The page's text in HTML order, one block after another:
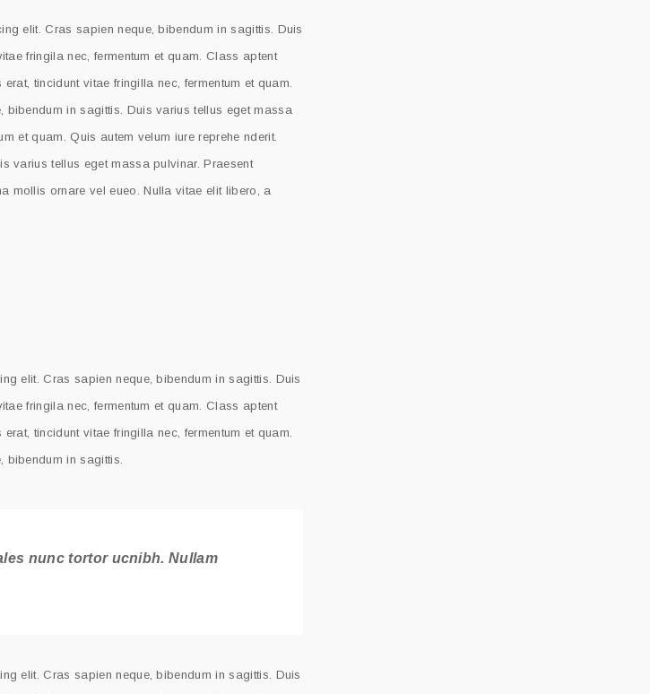
elit. Cras sapien neque, bibendum in sagittis. Duis
fringila nec, fermentum et quam. Class aptent
tincidunt vitae fringilla nec, fermentum et quam.
bibendum in sagittis. Duis varius tellus eget massa
et quam. Quis autem velum iure reprehe nderit.
varius tellus eget massa pulvinar. Praesent
mollis ornare vel eueo. Nulla vitae elit libero, a
elit. Cras sapien neque, bibendum in sagittis. Duis
fringila nec, fermentum et quam. Class aptent
tincidunt vitae fringilla nec, fermentum et quam.
bibendum in sagittis.
nunc tortor ucnibh. Nullam
elit. Cras sapien neque, bibendum in sagittis. Duis